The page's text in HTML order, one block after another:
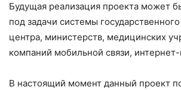
Будущая реализация проекта может
под задачи системы
центра, министерств, медицинских
компаний мобильной связи, интернет-
В настоящий момент данный проект